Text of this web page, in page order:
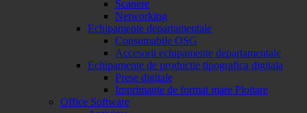
Scanere
Networking
Echipamente departamentale
Consumabile OSG
Accesorii echipamente departamentale
Echipamente de productie tipografica digitala
Prese digitale
Imprimante de format mare Plottare
Office Software